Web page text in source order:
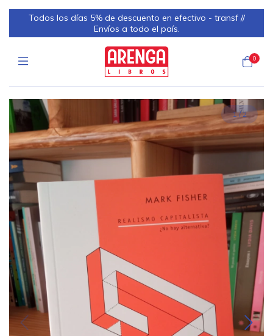
Todos los días 5% de descuento en efectivo - transf //
Envíos a todo el país.
0
1/2